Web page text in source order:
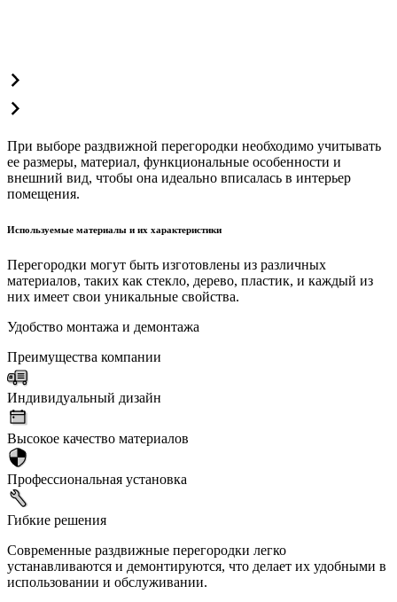
При выборе раздвижной перегородки необходимо учитывать
ее размеры, материал, функциональные особенности и
внешний вид, чтобы она идеально вписалась в интерьер
помещения.
Используемые материалы и их характеристики
Перегородки могут быть изготовлены из различных
материалов, таких как стекло, дерево, пластик, и каждый из
них имеет свои уникальные свойства.
Удобство монтажа и демонтажа
Преимущества компании
Индивидуальный дизайн
Высокое качество материалов
Профессиональная установка
Гибкие решения
Современные раздвижные перегородки легко
устанавливаются и демонтируются, что делает их удобными в
использовании и обслуживании.